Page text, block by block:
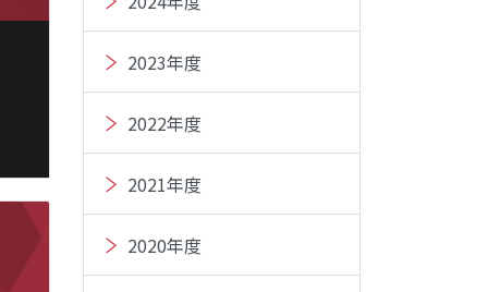
2023年度
2022年度
2021年度
2020年度